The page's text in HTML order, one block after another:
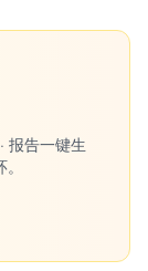
报告一键生